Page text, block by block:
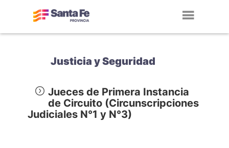
Justicia y Seguridad
Jueces de Primera Instancia
de Circuito (Circunscripciones
Judiciales N°1 y N°3)